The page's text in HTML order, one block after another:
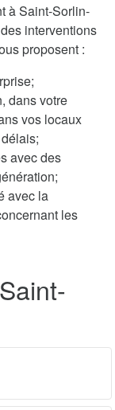
à Saint-Sorlin-
interventions
proposent :
dans votre
vos locaux
avec des
avec la
les